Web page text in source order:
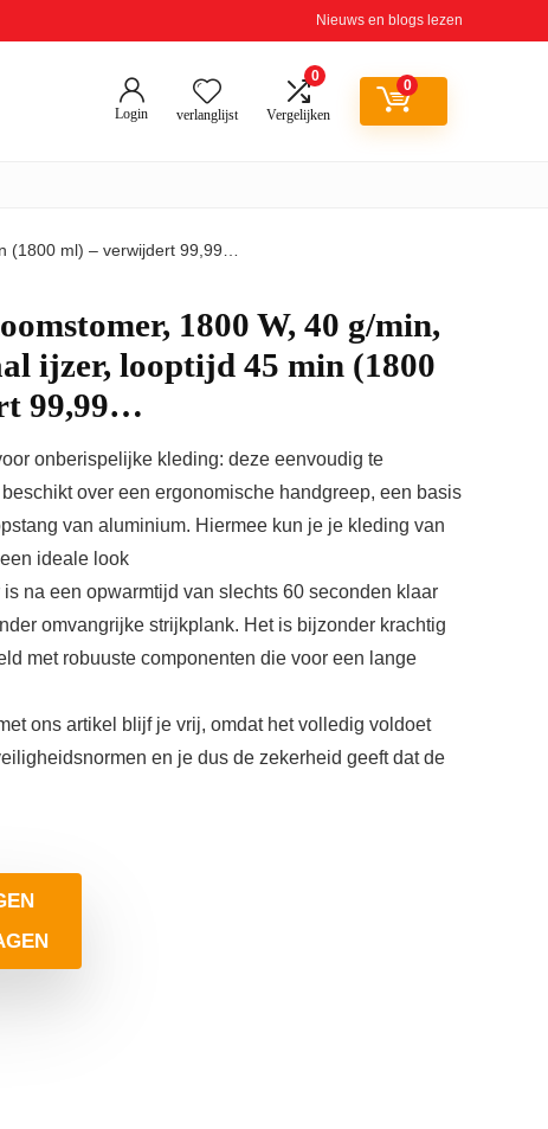
Nieuws en blogs lezen
Login verlanglijst
0
Vergelijken
0
(1800 ml) – verwijdert 99,99…
1800 W, 40 g/min,
ijzer, looptijd 45 min (1800
99,99…
onberispelijke kleding: deze eenvoudig te
over een ergonomische handgreep, een basis
van aluminium. Hiermee kun je je kleding van
ideale look
na een opwarmtijd van slechts 60 seconden klaar
omvangrijke strijkplank. Het is bijzonder krachtig
met robuuste componenten die voor een lange
ons artikel blijf je vrij, omdat het volledig voldoet
en je dus de zekerheid geeft dat de